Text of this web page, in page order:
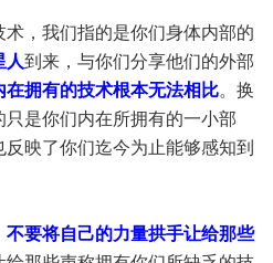
，我们指的是你们身体内部的
人到来，与你们分享他们的外部
在拥有的技术根本无法相比。换
是你们内在所拥有的一小部
映了你们迄今为止能够感知到
不要将自己的力量拱手让给那些